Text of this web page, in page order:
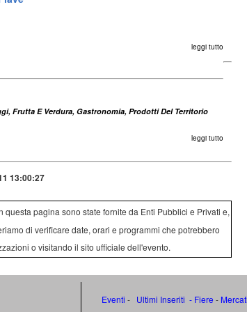
leggi tutto
Frutta E Verdura, Gastronomia, Prodotti Del Territorio
leggi tutto
13:00:27
questa pagina sono state fornite da Enti Pubblici e Privati e,
di verificare date, orari e programmi che potrebbero
o visitando il sito ufficiale dell'evento.
Eventi - Ultimi Inseriti - Fiere -